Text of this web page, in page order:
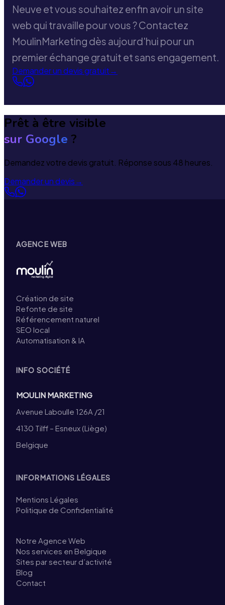
Neuve et vous souhaitez enfin avoir un site
web qui travaille pour vous ? Contactez
MoulinMarketing dès aujourd'hui pour un
premier échange gratuit et sans engagement.
Demander un devis gratuit→
Prêt à être visible
sur Google ?
Demandez votre devis gratuit. Réponse sous 48 heures.
Demander un devis→
AGENCE WEB
Création de site
Refonte de site
Référencement naturel
SEO local
Automatisation & IA
INFO SOCIÉTÉ
MOULIN MARKETING
Avenue Laboulle 126A /21
4130 Tilff – Esneux (Liège)
Belgique
INFORMATIONS LÉGALES
Mentions Légales
Politique de Confidentialité
Notre Agence Web
Nos services en Belgique
Sites par secteur d’activité
Blog
Contact